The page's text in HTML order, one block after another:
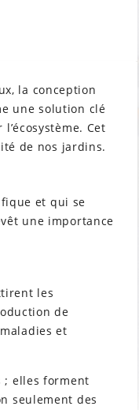
la conception
une solution clé
Cet
de nos jardins.
et qui se
une importance
les
de
et
; elles forment
seulement des